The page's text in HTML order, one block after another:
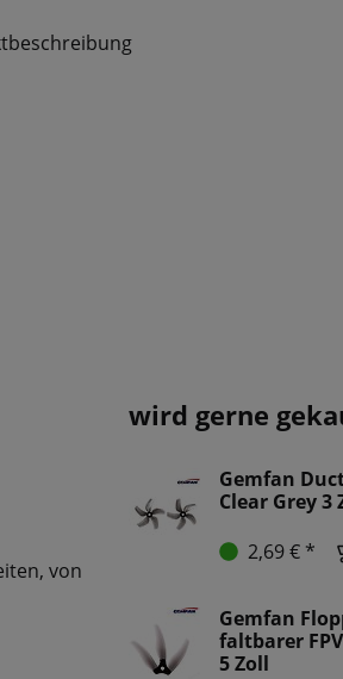
von
wird gerne
Gemfan
Clear Grey 3
2,69 € *
Gemfan
faltbarer
5 Zoll